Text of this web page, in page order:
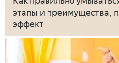
этапы и преимущества,
эффект